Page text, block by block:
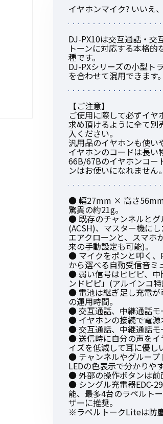
無線機収納・運搬ケー
その他アクセサリー
初めてご利用の方
金額から探す
イヤホンマイク? いいえ
DJ-PX10は交互通話・交
トーンに対応する本格
種です。
DJ-PXシリーズの小型ト
を合わせて混用できます。
【ご注意】
ご使用に際して必ずイ
求め頂けるように全て別
入ください。
汎用品のイヤホンも使
イヤホンのコードは長い
66B/67Bのイヤホンコー
ンはお使いになれません。
● 幅27mm × 高さ56mm
驚異の約21g。
● 既存のチャンネルとグ
(ACSH)、マスター機に
エアクローンと、スマホ
来の手動設定も可能)。
● マイクをポンと叩く、
から選べる自動受信音ミ
● 弱い信号はピピピ、中
ンドピピ」(アルインコ特
● 電池は継ぎ足し充電が
の運用時間。
● 交互通話、中継通話モ
● イヤホンの接続で電源
● 交互通話、中継通話モ
● 送信時に自分の声をイ
イズを低減して耳に優し
● チャンネルやグループ
LEDの色表示で分かりや
● 外部の操作ボタンは前
● シングル充電器EDC-
能、最多4台のラペルト
ザーに推奨。
※ラペルトークLiteは防